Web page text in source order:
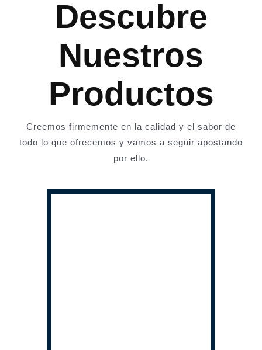
Descubre
Nuestros
Productos
Creemos firmemente en la calidad y el sabor de
todo lo que ofrecemos y vamos a seguir apostando
por ello.